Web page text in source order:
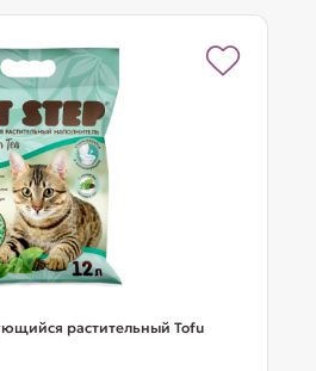
растительный Tofu